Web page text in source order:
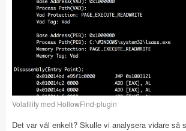
Volatility med HollowFind-plugin
Det var väl enkelt? Skulle vi analysera vidare så